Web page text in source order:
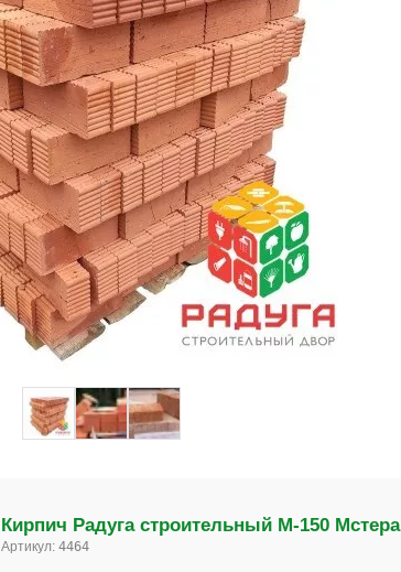
Кирпич Радуга строительный М-150 Мстера
Артикул: 4464